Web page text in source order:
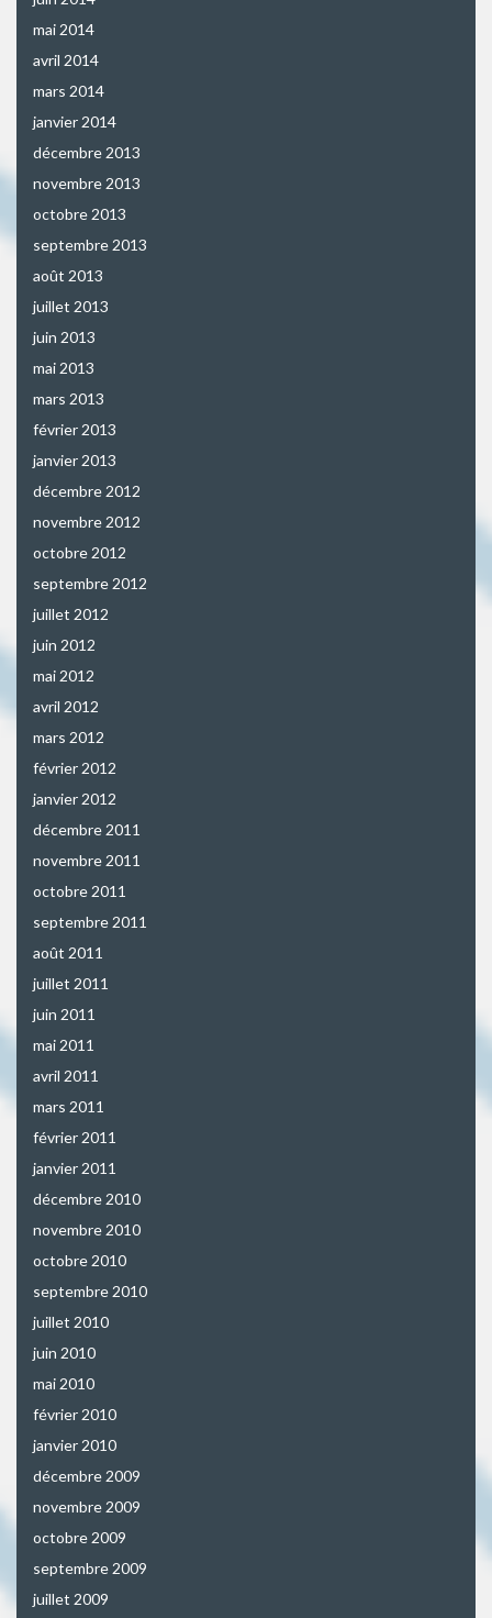
mai 2014
avril 2014
mars 2014
janvier 2014
décembre 2013
novembre 2013
octobre 2013
septembre 2013
août 2013
juillet 2013
juin 2013
mai 2013
mars 2013
février 2013
janvier 2013
décembre 2012
novembre 2012
octobre 2012
septembre 2012
juillet 2012
juin 2012
mai 2012
avril 2012
mars 2012
février 2012
janvier 2012
décembre 2011
novembre 2011
octobre 2011
septembre 2011
août 2011
juillet 2011
juin 2011
mai 2011
avril 2011
mars 2011
février 2011
janvier 2011
décembre 2010
novembre 2010
octobre 2010
septembre 2010
juillet 2010
juin 2010
mai 2010
février 2010
janvier 2010
décembre 2009
novembre 2009
octobre 2009
septembre 2009
juillet 2009